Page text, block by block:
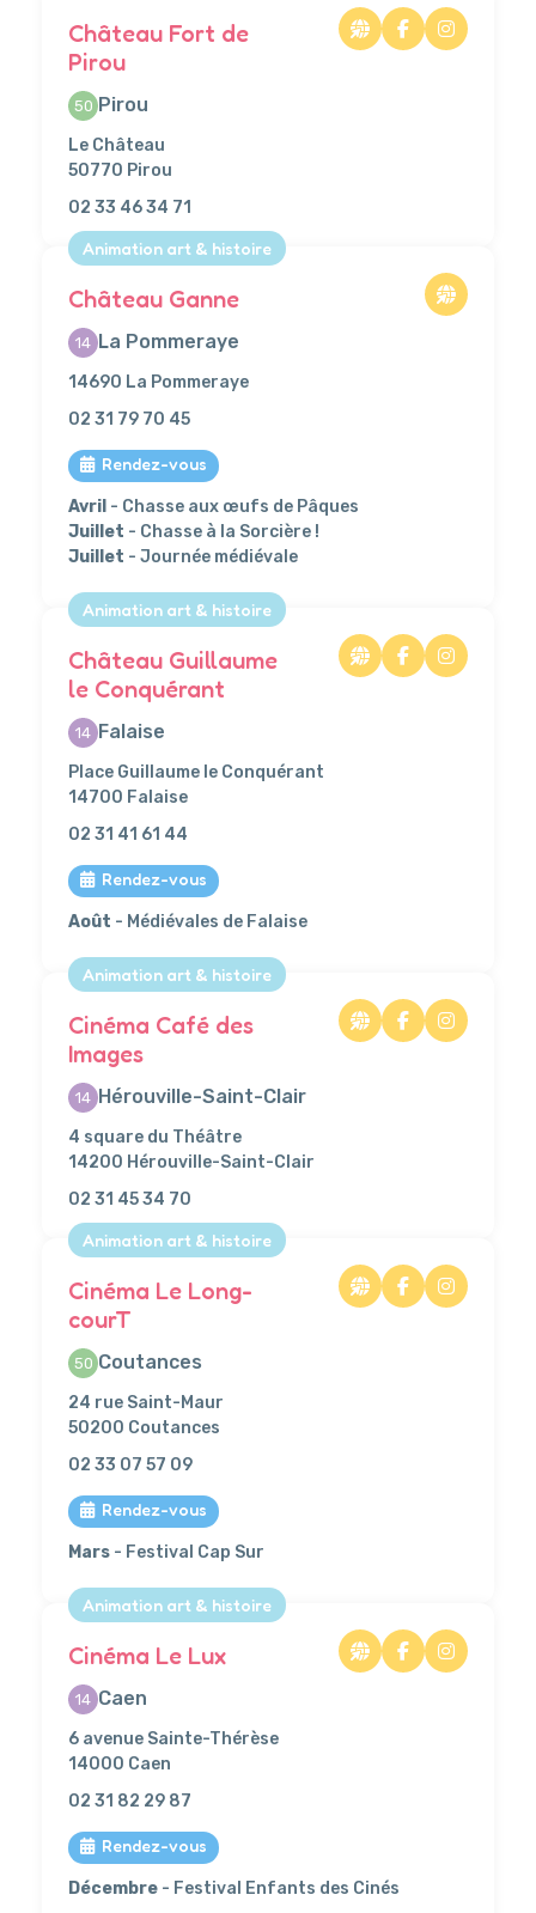
Château Fort de
Pirou
50 Pirou
Le Château
50770 Pirou
02 33 46 34 71
Animation art & histoire
Château Ganne
14 La Pommeraye
14690 La Pommeraye
02 31 79 70 45
Rendez-vous
Avril - Chasse aux œufs de Pâques
Juillet - Chasse à la Sorcière !
Juillet - Journée médiévale
Animation art & histoire
Château Guillaume
le Conquérant
14 Falaise
Place Guillaume le Conquérant
14700 Falaise
02 31 41 61 44
Rendez-vous
Août - Médiévales de Falaise
Animation art & histoire
Cinéma Café des
Images
14 Hérouville-Saint-Clair
4 square du Théâtre
14200 Hérouville-Saint-Clair
02 31 45 34 70
Animation art & histoire
Cinéma Le Long-
courT
50 Coutances
24 rue Saint-Maur
50200 Coutances
02 33 07 57 09
Rendez-vous
Mars - Festival Cap Sur
Animation art & histoire
Cinéma Le Lux
14 Caen
6 avenue Sainte-Thérèse
14000 Caen
02 31 82 29 87
Rendez-vous
Décembre - Festival Enfants des Cinés